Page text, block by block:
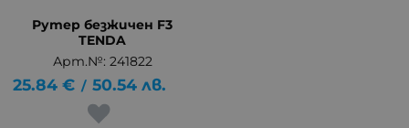
Рутер безжичен F3
TENDA
Арт.№: 241822
25.84 € / 50.54 лв.